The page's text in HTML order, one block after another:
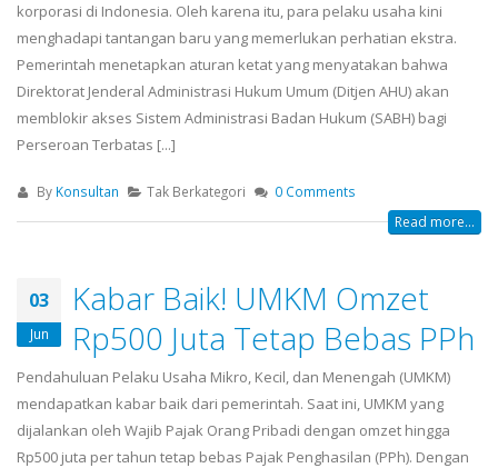
korporasi di Indonesia. Oleh karena itu, para pelaku usaha kini
menghadapi tantangan baru yang memerlukan perhatian ekstra.
Pemerintah menetapkan aturan ketat yang menyatakan bahwa
Direktorat Jenderal Administrasi Hukum Umum (Ditjen AHU) akan
memblokir akses Sistem Administrasi Badan Hukum (SABH) bagi
Perseroan Terbatas [...]
By Konsultan Tak Berkategori 0 Comments
Read more...
03
Jun
Kabar Baik! UMKM Omzet
Rp500 Juta Tetap Bebas PPh
Pendahuluan Pelaku Usaha Mikro, Kecil, dan Menengah (UMKM)
mendapatkan kabar baik dari pemerintah. Saat ini, UMKM yang
dijalankan oleh Wajib Pajak Orang Pribadi dengan omzet hingga
Rp500 juta per tahun tetap bebas Pajak Penghasilan (PPh). Dengan